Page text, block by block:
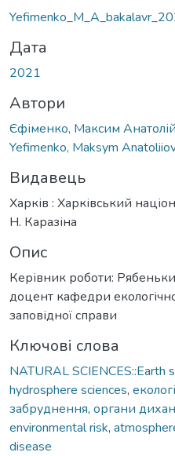
Дата
2021
Автори
Єфіменко, Максим
Yefimenko, Maksym
Видавець
Харків : Харківський
Н. Каразіна
Опис
Керівник роботи:
доцент кафедри
заповідної справи
Ключові слова
NATURAL SCIENCES::Earth
hydrosphere sciences,
забруднення, органи
environmental risk,
disease